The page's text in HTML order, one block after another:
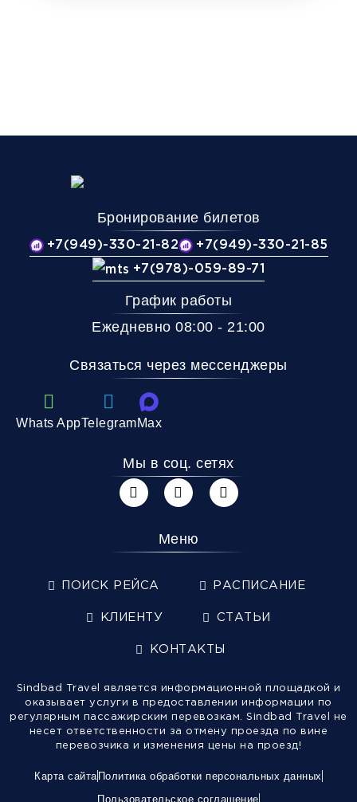
Бронирование билетов
+7(949)-330-21-82
+7(949)-330-21-85
+7(978)-059-89-71
График работы
Ежедневно 08:00 - 21:00
Связаться через мессенджеры
Whats AppTelegramMax
Мы в соц. сетях
Меню
ПОИСК РЕЙСА РАСПИСАНИЕ
КЛИЕНТУ СТАТЬИ
КОНТАКТЫ
Sindbad Travel является информационной площадкой и
оказывает услуги в предоставлении информации по
регулярным пассажирским перевозкам. Sindbad Travel не
несет ответственности за отмену проезда по вине
перевозчика и изменения цены на проезд!
Карта сайта Политика обработки персональных данных
Пользовательское соглашение